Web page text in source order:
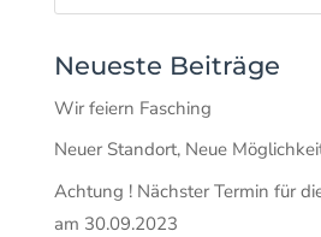
Neueste Beiträge
Wir feiern Fasching
Neuer Standort, Neue
Achtung ! Nächster Termin für
am 30.09.2023